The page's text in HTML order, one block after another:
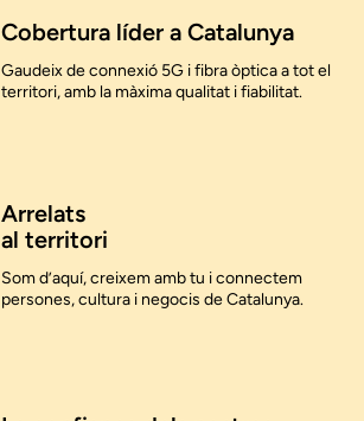
Cobertura líder a Catalunya
Gaudeix de connexió 5G i fibra òptica a tot el
territori, amb la màxima qualitat i fiabilitat.
Arrelats
al territori
Som d’aquí, creixem amb tu i connectem
persones, cultura i negocis de Catalunya.